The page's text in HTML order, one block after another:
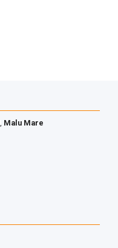
Malu Mare